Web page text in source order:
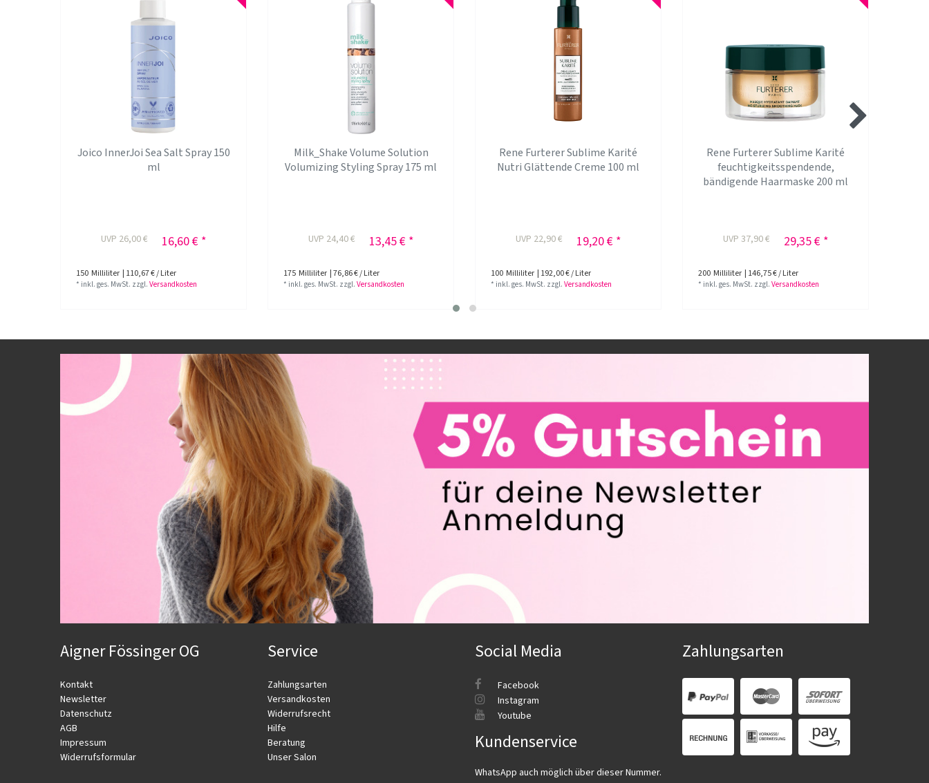
Joico InnerJoi Sea Salt Spray 150
ml
UVP 26,00 € 16,60 € *
150 Milliliter | 110,67 € / Liter
* inkl. ges. MwSt. zzgl.Versandkosten
Milk_Shake Volume Solution
Volumizing Styling Spray 175 ml
UVP 24,40 € 13,45 € *
175 Milliliter | 76,86 € / Liter
* inkl. ges. MwSt. zzgl.Versandkosten
Rene Furterer Sublime Karité
Nutri Glättende Creme 100 ml
UVP 22,90 € 19,20 € *
100 Milliliter | 192,00 € / Liter
* inkl. ges. MwSt. zzgl.Versandkosten
Rene Furterer Sublime Karité
feuchtigkeitsspendende,
bändigende Haarmaske 200 ml
UVP 37,90 € 29,35 € *
200 Milliliter | 146,75 € / Liter
* inkl. ges. MwSt. zzgl.Versandkosten
Aigner Fössinger OG
Kontakt
Newsletter
Datenschutz
AGB
Impressum
Widerrufsformular
Service
Zahlungsarten
Versandkosten
Widerrufsrecht
Hilfe
Beratung
Unser Salon
Social Media
Facebook
Instagram
Youtube
Kundenservice
WhatsApp auch möglich über dieser Nummer.
Zahlungsarten